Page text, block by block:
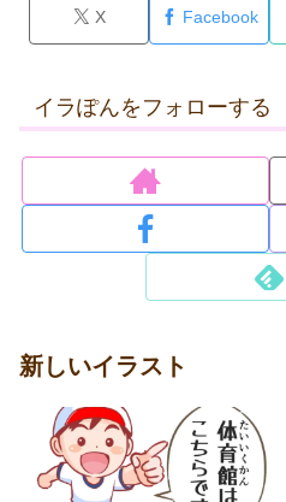
X Facebook
イラぽんをフォローする
新しいイラスト